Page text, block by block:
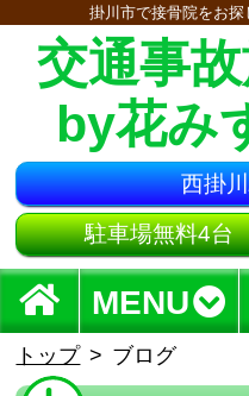
掛川市で接骨院をお
交通事故
by花み
西掛
駐車場無料4台
MENU
トップ ブログ